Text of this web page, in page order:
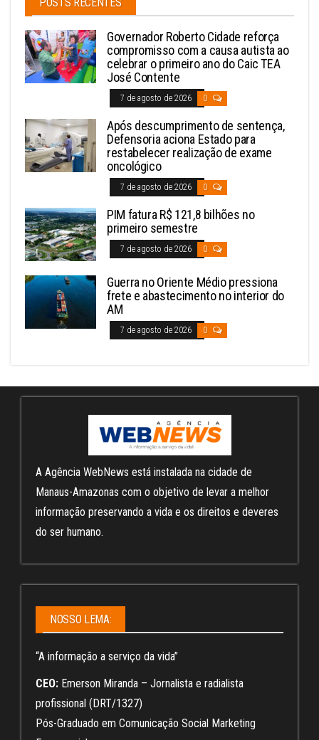
POSTS RECENTES
Governador Roberto Cidade reforça
compromisso com a causa autista ao
celebrar o primeiro ano do Caic TEA
José Contente
7 de agosto de 2026 0
Após descumprimento de sentença,
Defensoria aciona Estado para
restabelecer realização de exame
oncológico
7 de agosto de 2026 0
PIM fatura R$ 121,8 bilhões no
primeiro semestre
7 de agosto de 2026 0
Guerra no Oriente Médio pressiona
frete e abastecimento no interior do
AM
7 de agosto de 2026 0
A Agência WebNews está instalada na cidade de
Manaus-Amazonas com o objetivo de levar a melhor
informação preservando a vida e os direitos e deveres
do ser humano.
NOSSO LEMA:
“A informação a serviço da vida”
CEO: Emerson Miranda – Jornalista e radialista
profissional (DRT/1327)
Pós-Graduado em Comunicação Social Marketing